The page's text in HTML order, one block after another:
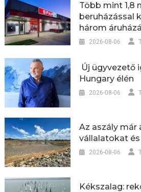
Több mint 1,8
beruházással
három
2026-08-06
Új ügyvezető
Hungary élén
2026-08-06
Az aszály már
vállalatokat
2026-08-06
Kékszalag: